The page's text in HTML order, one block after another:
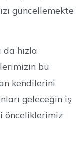
güncellemekte
hızla
bu
kendilerini
geleceğin iş
önceliklerimiz